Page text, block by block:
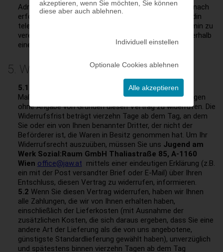
akzeptieren, wenn Sie möchten, Sie können
diese aber auch ablehnen.
Individuell einstellen
Optionale Cookies ablehnen
Alle akzeptieren
Adresse innerhalb von Wien“ gewählt, werden wir uns nach
erfolgtem Zahlungseingang mit dem Kunden/der Kundin
telefonisch in Verbindung setzen, um einen Liefertermin zu
vereinbaren. Persönliche Zustellungen können nur innerhalb
einer in Wien liegenden Adresse erfolgen.
5. Widerrufsrecht
5.1
Kunden steht ein Widerrufsrecht nach folgender
Maßgabe zu: Sie haben das Recht, binnen vierzehn Tagen
ohne Angabe von Gründen diesen Vertrag zu widerrufen. Die
Widerrufsfrist beträgt vierzehn Tage ab dem Tag, an dem
Sie oder ein von Ihnen benannter Dritter, der nicht der
Beförderer ist, die Waren in Besitz genommen hat. Um Ihr
Widerrufsrecht auszuüben, müssen Sie uns Jugend am
Werk Sozial:Raum GmbH Thaliastraße 85, A-1160
Wien office@jaw.at mittels einer eindeutigen Erklärung (z.B.
ein mit der Post versandter Brief oder E-Mail) über Ihren
Entschluss, diesen Vertrag zu widerrufen, informieren.
5.2 Wenn Sie diesen Vertrag widerrufen, haben wir Ihnen
alle Zahlungen, die wir von Ihnen erhalten haben,
einschließlich der Lieferkosten (mit Ausnahme der
zusätzlichen Kosten, die sich daraus ergeben, dass Sie eine
andere Art der Lieferung als die von uns angebotene,
günstigste Standardlieferung gewählt haben), unverzüglich
und spätestens binnen vierzehn Tagen ab dem Tag